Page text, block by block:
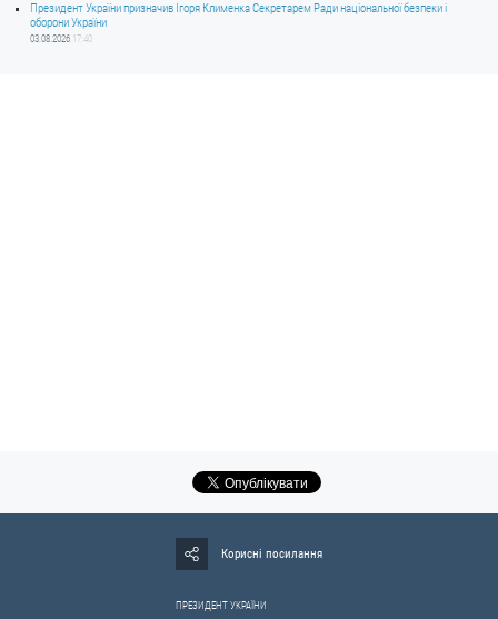
ДЕРЖАВНИЙ РЕЄСТР САНКЦІЙ
Президент України призначив Ігоря Клименка Секретарем Ради національної безпеки і
оборони України
03.08.2026 17:40
Корисні посилання
ПРЕЗИДЕНТ УКРАЇНИ